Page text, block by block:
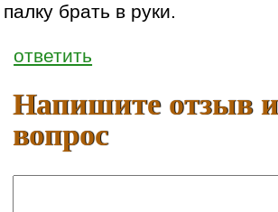
палку брать в руки.
ответить
Напишите отзыв
вопрос